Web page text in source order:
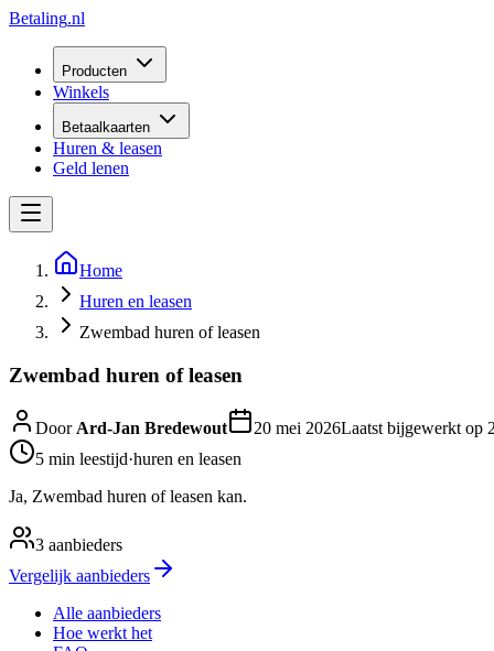
Betaling.nl
Producten
Winkels
Betaalkaarten
Huren & leasen
Geld lenen
Home
Huren en leasen
Zwembad huren of leasen
Zwembad huren of leasen
DoorArd-Jan Bredewout 20 mei 2026Laatst bijgewerkt op
5 min leestijd·huren en leasen
Ja, Zwembad huren of leasen kan.
3 aanbieders
Vergelijk aanbieders
Alle aanbieders
Hoe werkt het